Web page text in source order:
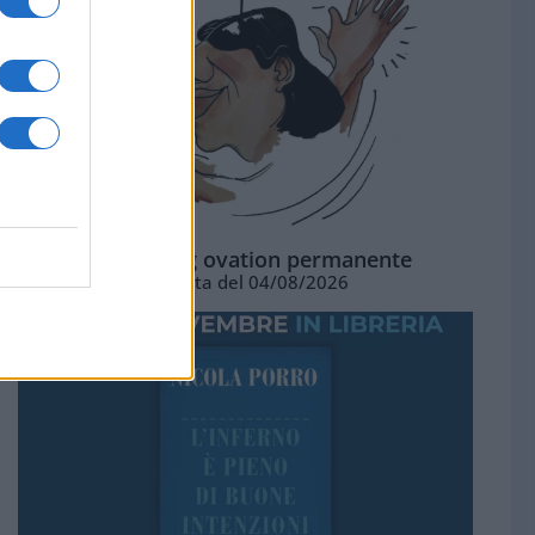
La standing ovation permanente
Vignetta del 04/08/2026